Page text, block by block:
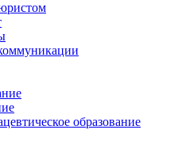
образование